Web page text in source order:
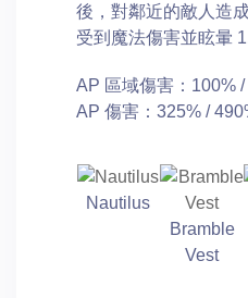
後，對鄰近的敵人造
受到魔法傷害並眩暈
AP 區域傷害：100%
AP 傷害：325% /
Nautilus
Bramble
Vest